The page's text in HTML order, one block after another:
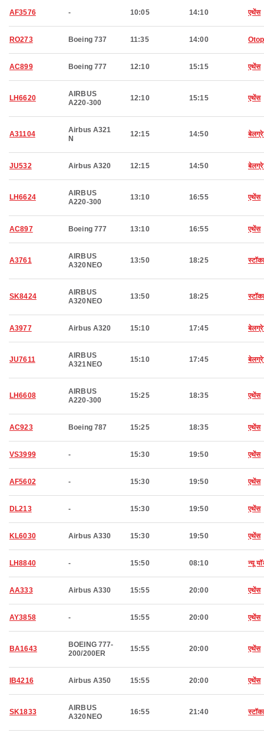
AF3576 - 10:05 14:10 एथेंस
RO273 Boeing 737 11:35 14:00
AC899 Boeing 777 12:10 15:15 एथेंस
LH6620
AIRBUS
A220-300
12:10 15:15 एथेंस
A31104
Airbus A321
N
12:15 14:50
JU532 Airbus A320 12:15 14:50
LH6624
AIRBUS
A220-300
13:10 16:55 एथेंस
AC897 Boeing 777 13:10 16:55 एथेंस
A3761
AIRBUS
A320NEO
13:50 18:25
SK8424
AIRBUS
A320NEO
13:50 18:25
A3977 Airbus A320 15:10 17:45
JU7611
AIRBUS
A321NEO
15:10 17:45
LH6608
AIRBUS
A220-300
15:25 18:35 एथेंस
AC923 Boeing 787 15:25 18:35 एथेंस
VS3999 - 15:30 19:50 एथेंस
AF5602 - 15:30 19:50 एथेंस
DL213 - 15:30 19:50 एथेंस
KL6030 Airbus A330 15:30 19:50 एथेंस
LH8840 - 15:50 08:10 न्यू
AA333 Airbus A330 15:55 20:00 एथेंस
AY3858 - 15:55 20:00 एथेंस
BA1643
BOEING 777-
200/200ER
15:55 20:00 एथेंस
IB4216 Airbus A350 15:55 20:00 एथेंस
SK1833
AIRBUS
A320NEO
16:55 21:40